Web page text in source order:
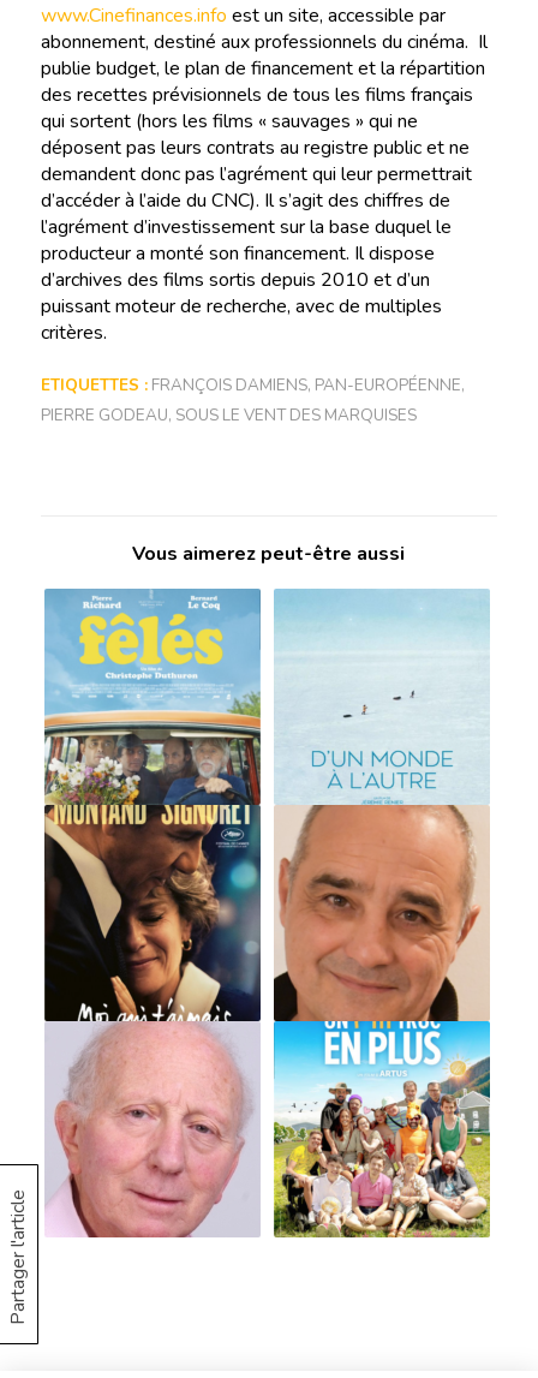
Partager l'article
www.Cinefinances.info est un site, accessible par
abonnement, destiné aux professionnels du cinéma. Il
publie budget, le plan de financement et la répartition
des recettes prévisionnels de tous les films français
qui sortent (hors les films « sauvages » qui ne
déposent pas leurs contrats au registre public et ne
demandent donc pas l’agrément qui leur permettrait
d’accéder à l’aide du CNC). Il s’agit des chiffres de
l’agrément d’investissement sur la base duquel le
producteur a monté son financement. Il dispose
d’archives des films sortis depuis 2010 et d’un
puissant moteur de recherche, avec de multiples
critères.
ETIQUETTES : FRANÇOIS DAMIENS, PAN-EUROPÉENNE,
PIERRE GODEAU, SOUS LE VENT DES MARQUISES
Vous aimerez peut-être aussi